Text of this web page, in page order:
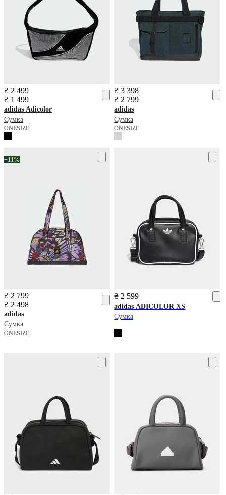
₴ 2 499
₴ 1 499
adidas Adicolor
Сумка
ONESIZE
₴ 3 398
₴ 2 799
adidas
Сумка
ONESIZE
−11%
₴ 2 799
₴ 2 498
adidas
Сумка
ONESIZE
₴ 2 599
adidas ADICOLOR XS
Сумка